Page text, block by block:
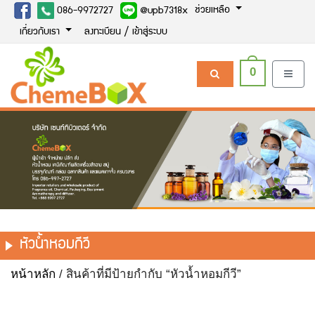
086-9972727 @upb7318x ช่วยเหลือ
เกี่ยวกับเรา ลงทะเบียน / เข้าสู่ระบบ
0
หัวน้ำหอมกีวี
หน้าหลัก / สินค้าที่มีป้ายกำกับ “หัวน้ำหอมกีวี”